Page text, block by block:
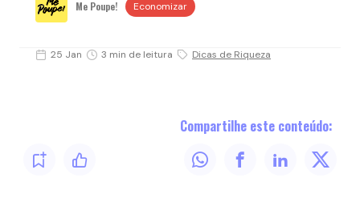
Me Poupe! Economizar
25 Jan 3 min de leitura Dicas de Riqueza
Compartilhe este conteúdo: